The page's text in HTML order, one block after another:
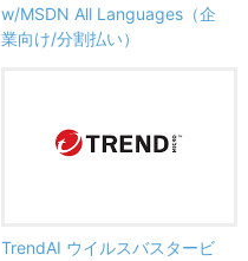
w/MSDN All Languages（企
業向け/分割払い）
TrendAI ウイルスバスタービ